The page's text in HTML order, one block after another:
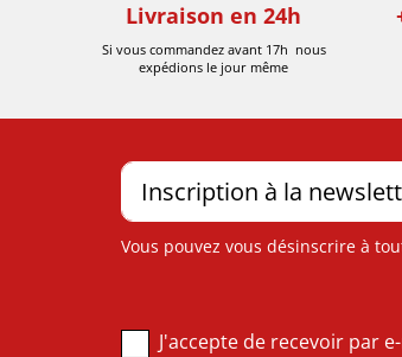
Livraison en 24h
Si vous commandez avant 17h nous
expédions le jour même
Vous pouvez vous désinscrire à
J'accepte de recevoir par